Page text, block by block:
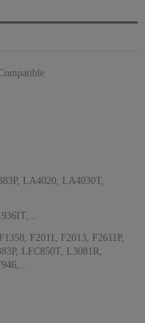
LA4020, LA4030T,
F2011, F2013, F2611P,
LFC850T, L3081R,